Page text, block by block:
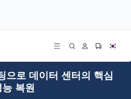
의 핵심 보호 기능 및 열 성능 복원
으로 데이터 센터의 핵심
복원